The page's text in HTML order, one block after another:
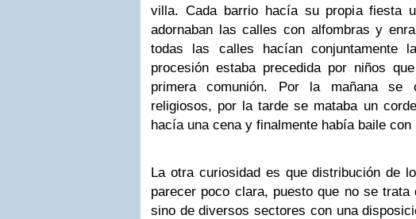
villa. Cada barrio hacía su propia fiesta
adornaban las calles con alfombras y
todas las calles hacían conjuntamente
procesión estaba precedida por niños
primera comunión. Por la mañana se
religiosos, por la tarde se mataba un
hacía una cena y finalmente había baile con
La otra curiosidad es que distribución de
parecer poco clara, puesto que no se trata
sino de diversos sectores con una